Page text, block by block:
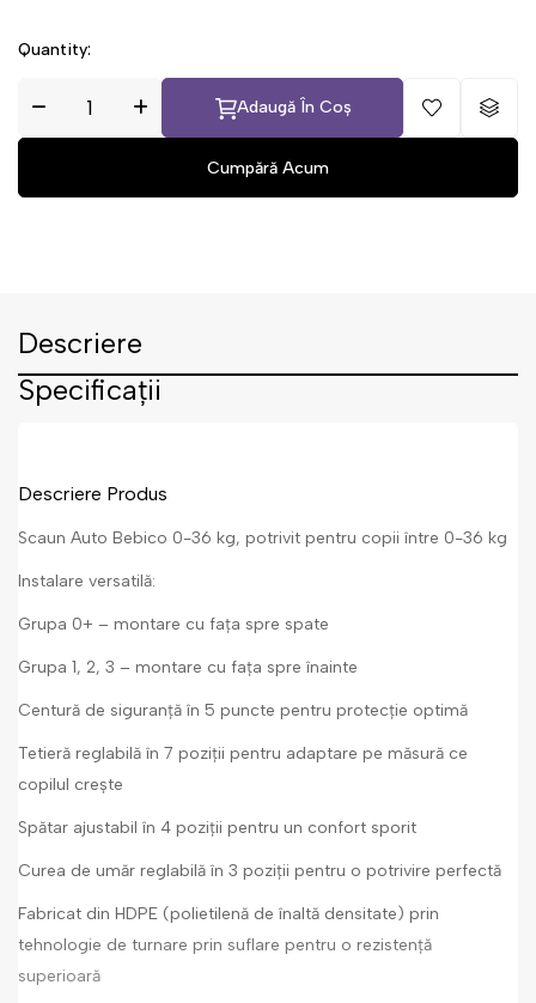
Quantity:
Adaugă În Coș
Descriere
Specificații
Descriere Produs
Scaun Auto Bebico 0-36 kg, potrivit pentru copii între 0-36 kg
Instalare versatilă:
Grupa 0+ – montare cu fața spre spate
Grupa 1, 2, 3 – montare cu fața spre înainte
Centură de siguranță în 5 puncte pentru protecție optimă
Tetieră reglabilă în 7 poziții pentru adaptare pe măsură ce
copilul crește
Spătar ajustabil în 4 poziții pentru un confort sporit
Curea de umăr reglabilă în 3 poziții pentru o potrivire perfectă
Fabricat din HDPE (polietilenă de înaltă densitate) prin
tehnologie de turnare prin suflare pentru o rezistență
superioară